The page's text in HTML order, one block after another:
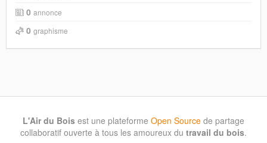
0 annonce
0 graphisme
L'Air du Bois est une plateforme Open Source de partage
collaboratif ouverte à tous les amoureux du travail du bois.